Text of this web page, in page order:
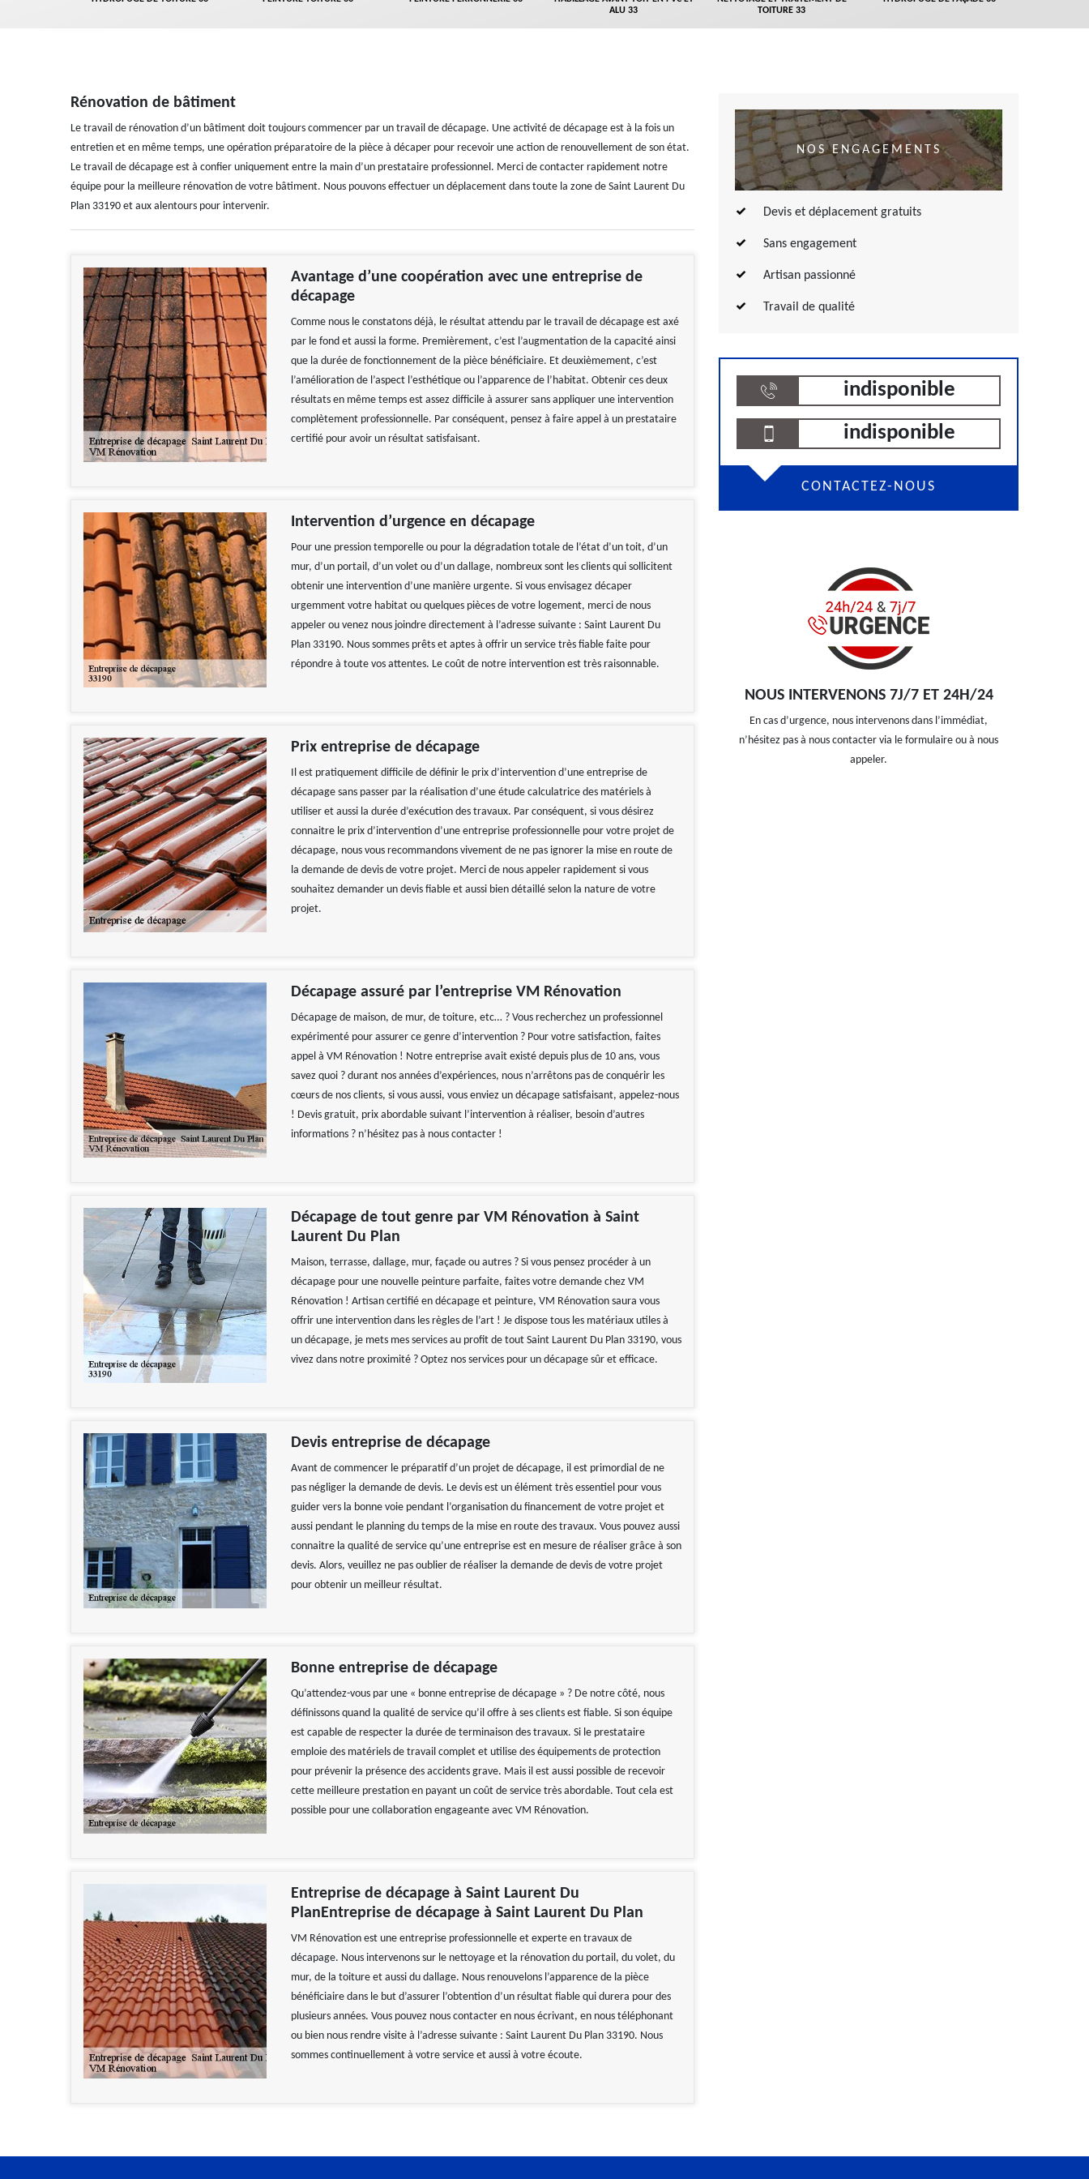
ALU 33
TOITURE 33
Rénovation de bâtiment
Le travail de rénovation d’un bâtiment doit toujours commencer par un travail de décapage. Une activité de décapage est à la fois un
entretien et en même temps, une opération préparatoire de la pièce à décaper pour recevoir une action de renouvellement de son état.
Le travail de décapage est à confier uniquement entre la main d’un prestataire professionnel. Merci de contacter rapidement notre
équipe pour la meilleure rénovation de votre bâtiment. Nous pouvons effectuer un déplacement dans toute la zone de Saint Laurent Du
Plan 33190 et aux alentours pour intervenir.
Avantage d’une coopération avec une entreprise de
décapage
Comme nous le constatons déjà, le résultat attendu par le travail de décapage est axé
par le fond et aussi la forme. Premièrement, c’est l’augmentation de la capacité ainsi
que la durée de fonctionnement de la pièce bénéficiaire. Et deuxièmement, c’est
l’amélioration de l’aspect l’esthétique ou l’apparence de l’habitat. Obtenir ces deux
résultats en même temps est assez difficile à assurer sans appliquer une intervention
complètement professionnelle. Par conséquent, pensez à faire appel à un prestataire
certifié pour avoir un résultat satisfaisant.
Intervention d’urgence en décapage
Pour une pression temporelle ou pour la dégradation totale de l’état d’un toit, d’un
mur, d’un portail, d’un volet ou d’un dallage, nombreux sont les clients qui sollicitent
obtenir une intervention d’une manière urgente. Si vous envisagez décaper
urgemment votre habitat ou quelques pièces de votre logement, merci de nous
appeler ou venez nous joindre directement à l’adresse suivante : Saint Laurent Du
Plan 33190. Nous sommes prêts et aptes à offrir un service très fiable faite pour
répondre à toute vos attentes. Le coût de notre intervention est très raisonnable.
Prix entreprise de décapage
Il est pratiquement difficile de définir le prix d’intervention d’une entreprise de
décapage sans passer par la réalisation d’une étude calculatrice des matériels à
utiliser et aussi la durée d’exécution des travaux. Par conséquent, si vous désirez
connaitre le prix d’intervention d’une entreprise professionnelle pour votre projet de
décapage, nous vous recommandons vivement de ne pas ignorer la mise en route de
la demande de devis de votre projet. Merci de nous appeler rapidement si vous
souhaitez demander un devis fiable et aussi bien détaillé selon la nature de votre
projet.
Décapage assuré par l’entreprise VM Rénovation
Décapage de maison, de mur, de toiture, etc… ? Vous recherchez un professionnel
expérimenté pour assurer ce genre d’intervention ? Pour votre satisfaction, faites
appel à VM Rénovation ! Notre entreprise avait existé depuis plus de 10 ans, vous
savez quoi ? durant nos années d’expériences, nous n’arrêtons pas de conquérir les
cœurs de nos clients, si vous aussi, vous enviez un décapage satisfaisant, appelez-nous
! Devis gratuit, prix abordable suivant l’intervention à réaliser, besoin d’autres
informations ? n’hésitez pas à nous contacter !
Décapage de tout genre par VM Rénovation à Saint
Laurent Du Plan
Maison, terrasse, dallage, mur, façade ou autres ? Si vous pensez procéder à un
décapage pour une nouvelle peinture parfaite, faites votre demande chez VM
Rénovation ! Artisan certifié en décapage et peinture, VM Rénovation saura vous
offrir une intervention dans les règles de l’art ! Je dispose tous les matériaux utiles à
un décapage, je mets mes services au profit de tout Saint Laurent Du Plan 33190, vous
vivez dans notre proximité ? Optez nos services pour un décapage sûr et efficace.
Devis entreprise de décapage
Avant de commencer le préparatif d’un projet de décapage, il est primordial de ne
pas négliger la demande de devis. Le devis est un élément très essentiel pour vous
guider vers la bonne voie pendant l’organisation du financement de votre projet et
aussi pendant le planning du temps de la mise en route des travaux. Vous pouvez aussi
connaitre la qualité de service qu’une entreprise est en mesure de réaliser grâce à son
devis. Alors, veuillez ne pas oublier de réaliser la demande de devis de votre projet
pour obtenir un meilleur résultat.
Bonne entreprise de décapage
Qu’attendez-vous par une « bonne entreprise de décapage » ? De notre côté, nous
définissons quand la qualité de service qu’il offre à ses clients est fiable. Si son équipe
est capable de respecter la durée de terminaison des travaux. Si le prestataire
emploie des matériels de travail complet et utilise des équipements de protection
pour prévenir la présence des accidents grave. Mais il est aussi possible de recevoir
cette meilleure prestation en payant un coût de service très abordable. Tout cela est
possible pour une collaboration engageante avec VM Rénovation.
Entreprise de décapage à Saint Laurent Du
PlanEntreprise de décapage à Saint Laurent Du Plan
VM Rénovation est une entreprise professionnelle et experte en travaux de
décapage. Nous intervenons sur le nettoyage et la rénovation du portail, du volet, du
mur, de la toiture et aussi du dallage. Nous renouvelons l’apparence de la pièce
bénéficiaire dans le but d’assurer l’obtention d’un résultat fiable qui durera pour des
plusieurs années. Vous pouvez nous contacter en nous écrivant, en nous téléphonant
ou bien nous rendre visite à l’adresse suivante : Saint Laurent Du Plan 33190. Nous
sommes continuellement à votre service et aussi à votre écoute.
NOS ENGAGEMENTS
Devis et déplacement gratuits
Sans engagement
Artisan passionné
Travail de qualité
indisponible
indisponible
CONTACTEZ-NOUS
NOUS INTERVENONS 7J/7 ET 24H/24
En cas d’urgence, nous intervenons dans l’immédiat,
n’hésitez pas à nous contacter via le formulaire ou à nous
appeler.